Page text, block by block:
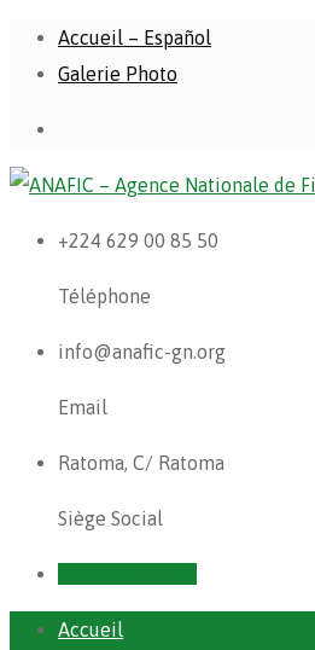
Accueil – Español
Galerie Photo
+224 629 00 85 50
Téléphone
info@anafic-gn.org
Email
Ratoma, C/ Ratoma
Siège Social
Accueil